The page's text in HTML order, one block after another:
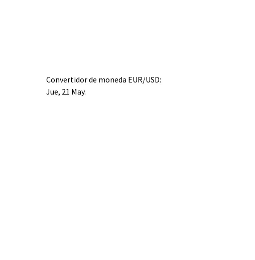
Convertidor de moneda EUR/USD:
Jue, 21 May.